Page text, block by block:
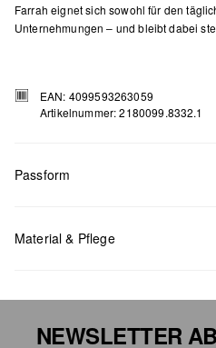
Farrah eignet sich sowohl für den
Unternehmungen – und bleibt dabei
EAN: 4099593263059
Artikelnummer: 2180099.8332.1
Passform
H x B x T (cm): 27 x 45 x 13
Material & Pflege
NEWSLETTER